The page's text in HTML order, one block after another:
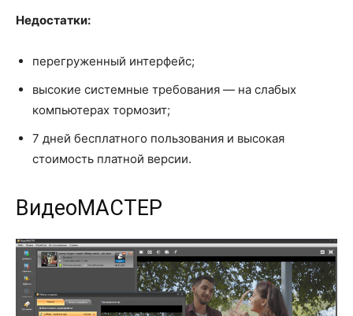
Недостатки:
перегруженный интерфейс;
высокие системные требования — на слабых
компьютерах тормозит;
7 дней бесплатного пользования и высокая
стоимость платной версии.
ВидеоМАСТЕР